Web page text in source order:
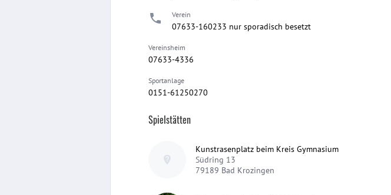
Verein
07633-160233 nur sporadisch besetzt
Vereinsheim
07633-4336
Sportanlage
0151-61250270
Spielstätten
Kunstrasenplatz beim Kreis Gymnasium
Südring 13
79189 Bad Krozingen